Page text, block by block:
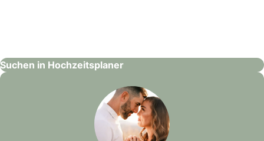
Suchen in Hochzeitsplaner